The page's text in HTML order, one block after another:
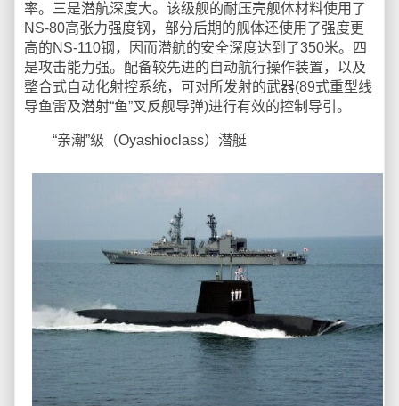
率。三是潜航深度大。该级舰的耐压壳舰体材料使用了
NS-80高张力强度钢，部分后期的舰体还使用了强度更
高的NS-110钢，因而潜航的安全深度达到了350米。四
是攻击能力强。配备较先进的自动航行操作装置，以及
整合式自动化射控系统，可对所发射的武器(89式重型线
导鱼雷及潜射“鱼”叉反舰导弹)进行有效的控制导引。
“亲潮”级（Oyashioclass）潜艇